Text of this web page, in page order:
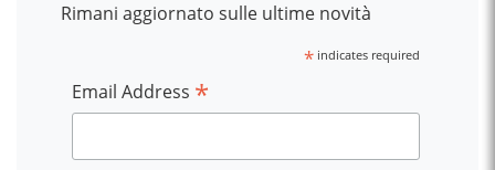
Rimani aggiornato sulle ultime novità
*indicates required
Email Address *